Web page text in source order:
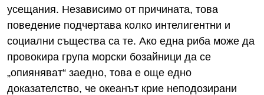
усещания. Независимо от причината, това
поведение подчертава колко интелигентни и
социални същества са те. Ако една риба може да
провокира група морски бозайници да се
„опияняват“ заедно, това е още едно
доказателство, че океанът крие неподозирани